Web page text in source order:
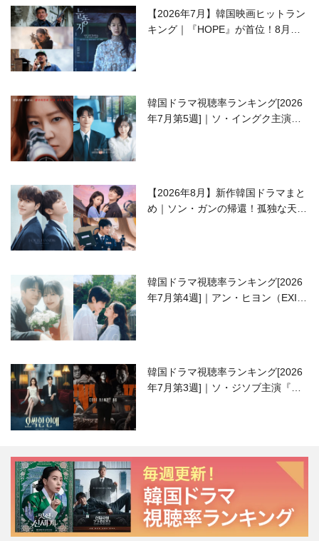
【2026年7月】韓国映画ヒットラン
キング｜『HOPE』が首位！8月公
韓国ドラマ視聴率ランキング[2026
年7月第5週]｜ソ・イングク主演の
【2026年8月】新作韓国ドラマまと
め｜ソン・ガンの帰還！孤独な天才
韓国ドラマ視聴率ランキング[2026
年7月第4週]｜アン・ヒヨン（EXID
韓国ドラマ視聴率ランキング[2026
年7月第3週]｜ソ・ジソブ主演『エ